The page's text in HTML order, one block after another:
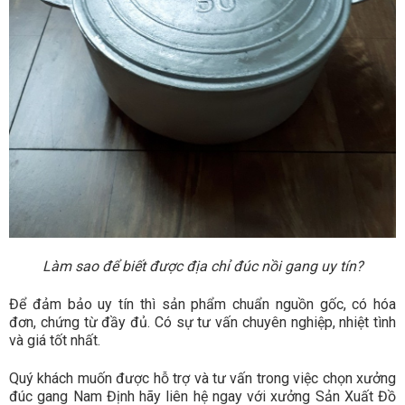
Làm sao để biết được địa chỉ đúc nồi gang uy tín?
Để đảm bảo uy tín thì sản phẩm chuẩn nguồn gốc, có hóa
đơn, chứng từ đầy đủ. Có sự tư vấn chuyên nghiệp, nhiệt tình
và giá tốt nhất.
Quý khách muốn được hỗ trợ và tư vấn trong việc chọn xưởng
đúc gang Nam Định hãy liên hệ ngay với xưởng Sản Xuất Đồ